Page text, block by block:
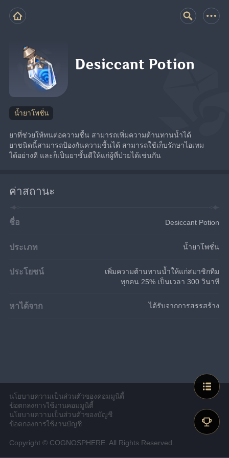
Desiccant Potion
น้ำยาโพชั่น
ยาที่ช่วยให้ทนต่อความชื้น สามารถเพิ่มความต้านทานน้ำได้
ยาชนิดนี้สามารถป้องกันความชื้นได้ สามารถใช้เก็บรักษาไอเทม
ได้อย่างดี และก็เป็นยาชั้นดีให้แก่ผู้ที่ป่วยได้เช่นกัน
ค่าสถานะ
ชื่อ Desiccant Potion
ประเภท น้ำยาโพชั่น
ประโยชน์
เพิ่มความต้านทานน้ำให้แก่สมาชิกทีม
ทุกคน 25% เป็นเวลา 300 วินาที
หาได้จาก ได้รับจากการสรรสร้าง
นโยบายความเป็นส่วนตัวของคอมมูนิตี้
ข้อตกลงการใช้งานคอมมูนิตี้
นโยบายความเป็นส่วนตัวของบัญชี
ข้อตกลงการใช้งานบัญชี
Copyright © COGNOSPHERE. All Rights Reserved.